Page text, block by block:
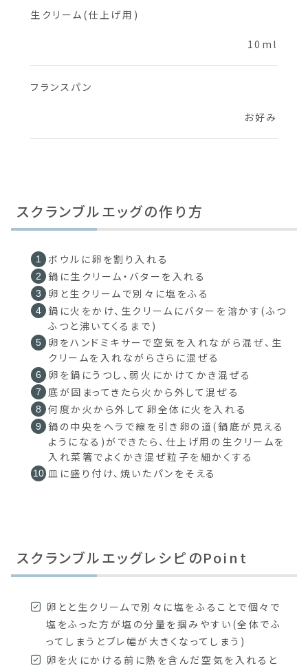
生クリーム(仕上げ用)
10ml
フランスパン
お好み
スクランブルエッグの作り方
ボウルに卵を割り入れる
鍋に生クリーム・バターを入れる
卵と生クリームで別々に塩をふる
鍋に火をかけ、生クリームにバターを溶かす(ふつ
ふつと沸いてくるまで)
卵をハンドミキサーで空気を入れながら混ぜ、生
クリームを入れながらさらに混ぜる
卵を鍋にうつし、弱火にかけてかき混ぜる
底が固まってきたら火から外して混ぜる
何度か火から外して卵全体に火を入れる
鍋の中央をヘラで線を引き卵の道(鍋底が見える
ようになる)ができたら、仕上げ用の生クリームを
入れ菜箸でよくかき混ぜ粒子を細かくする
皿に盛り付け、焼いたパンをそえる
スクランブルエッグレシピのPoint
卵とと生クリームで別々に塩をふることで個々で
塩をふった方が塩の分量を掴みやすい(全体でふ
ってしまうとブレ幅が大きくなってしまう)
卵を火にかける前に熱を含んだ空気を入れると